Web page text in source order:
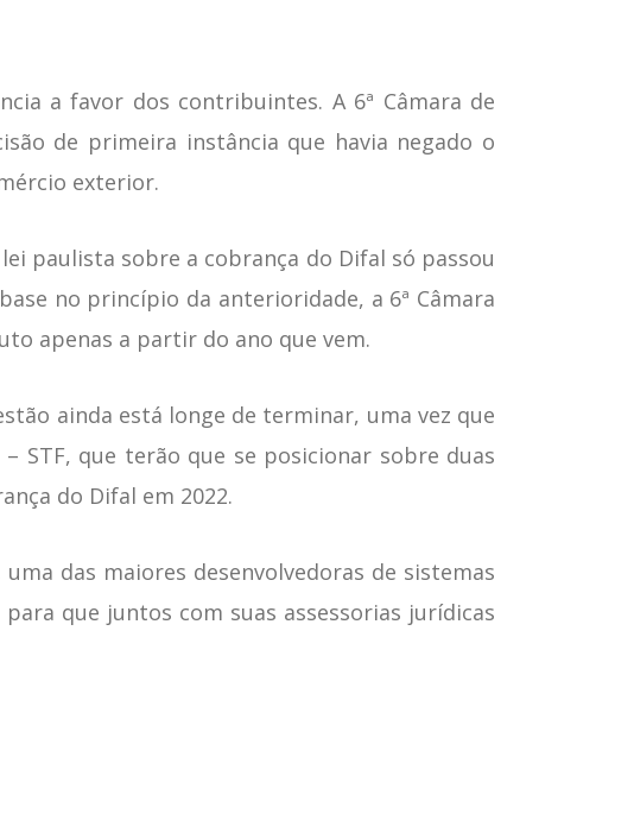
a favor dos contribuintes. A 6ª Câmara de
de primeira instância que havia negado o
exterior.
paulista sobre a cobrança do Difal só passou
no princípio da anterioridade, a 6ª Câmara
apenas a partir do ano que vem.
ainda está longe de terminar, uma vez que
STF, que terão que se posicionar sobre duas
do Difal em 2022.
uma das maiores desenvolvedoras de sistemas
para que juntos com suas assessorias jurídicas